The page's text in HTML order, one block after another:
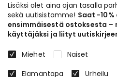
Lisäksi olet aina ajan tasalla
sekä uutisistamme! Saat -
ensimmäisestä ostoksesta –
käyttäjäksi ja liityt
Miehet
Naiset
Elämäntapa
Urheilu